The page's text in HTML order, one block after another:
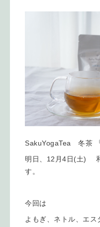
SakuYogaTea 冬茶
明日、12月4日(土)
す。
今回は
よもぎ、ネトル、エ